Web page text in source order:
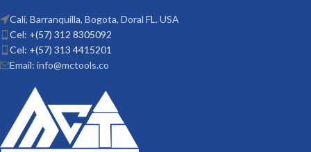
Cali, Barranquilla, Bogota, Doral FL. USA
Cel: +(57) 312 8305092
Cel: +(57) 313 4415201
Email: info@mctools.co